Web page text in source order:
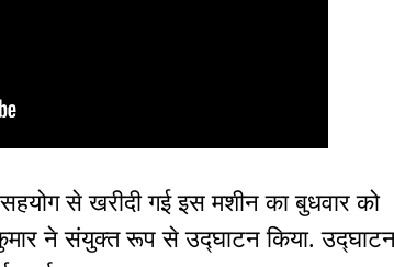
से खरीदी गई इस मशीन का बुधवार को
ने संयुक्त रूप से उद्घाटन किया.